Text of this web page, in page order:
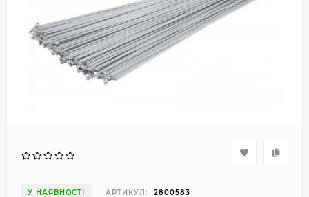
У НАЯВНОСТІ АРТИКУЛ: 2800583